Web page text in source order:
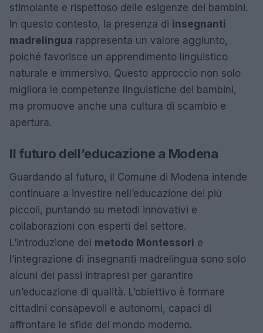
stimolante e rispettoso delle esigenze dei bambini.
In questo contesto, la presenza di insegnanti
madrelingua rappresenta un valore aggiunto,
poiché favorisce un apprendimento linguistico
naturale e immersivo. Questo approccio non solo
migliora le competenze linguistiche dei bambini,
ma promuove anche una cultura di scambio e
apertura.
Il futuro dell’educazione a Modena
Guardando al futuro, il Comune di Modena intende
continuare a investire nell’educazione dei più
piccoli, puntando su metodi innovativi e
collaborazioni con esperti del settore.
L’introduzione del metodo Montessori e
l’integrazione di insegnanti madrelingua sono solo
alcuni dei passi intrapresi per garantire
un’educazione di qualità. L’obiettivo è formare
cittadini consapevoli e autonomi, capaci di
affrontare le sfide del mondo moderno.